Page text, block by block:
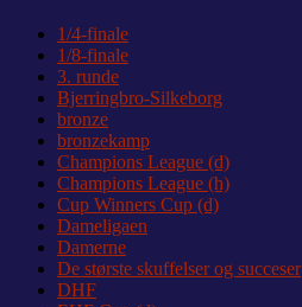
1/4-finale
1/8-finale
3. runde
Bjerringbro-Silkeborg
bronze
bronzekamp
Champions League (d)
Champions League (h)
Cup Winners Cup (d)
Dameligaen
Damerne
De største skuffelser og succeser
DHF